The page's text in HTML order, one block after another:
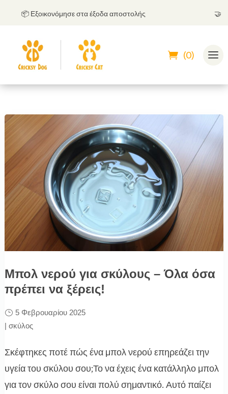
📦 Εξοικονόμησε στα έξοδα αποστολής
(0)
Μπολ νερού για σκύλους – Όλα όσα
πρέπει να ξέρεις!
5 Φεβρουαρίου 2025
| σκύλος
Σκέφτηκες ποτέ πώς ένα μπολ νερού επηρεάζει την
υγεία του σκύλου σου;Το να έχεις ένα κατάλληλο μπολ
για τον σκύλο σου είναι πολύ σημαντικό. Αυτό παίζει